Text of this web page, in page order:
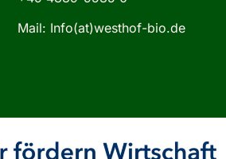
Mail: Info(at)westhof-bio.de